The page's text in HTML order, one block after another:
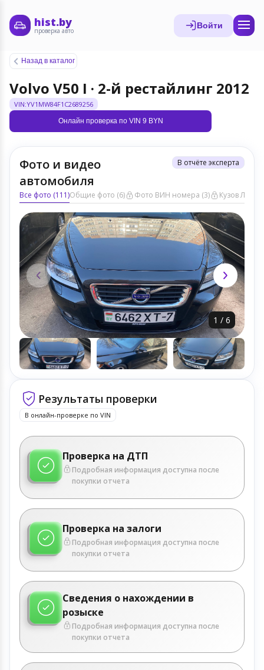
hist.by
проверка авто
Войти
Назад в каталог
Volvo V50 I · 2-й рестайлинг 2012
VIN:YV1MW84F1C2689256
Онлайн проверка по VIN 9 BYN
Фото и видео
автомобиля
В отчёте эксперта
Все фото (111)Общие фото (6) Фото ВИН номера (3) Кузов ЛКП
1 / 6
Результаты проверки
В онлайн-проверке по VIN
Проверка на ДТП
Подробная информация доступна после
покупки отчета
Проверка на залоги
Подробная информация доступна после
покупки отчета
Сведения о нахождении в
розыске
Подробная информация доступна после
покупки отчета